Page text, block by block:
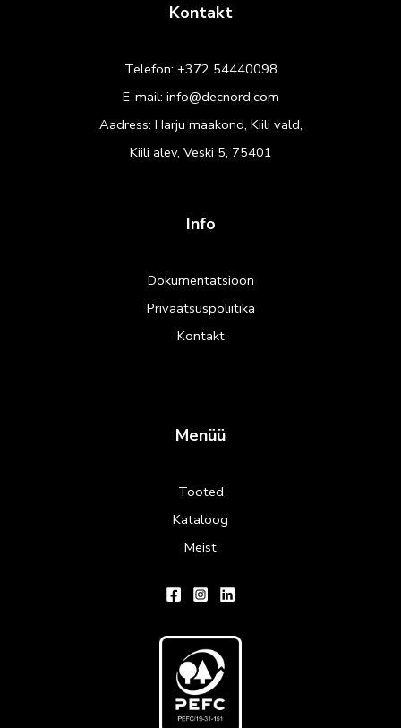
Kontakt
Telefon: +372 54440098
E-mail: info@decnord.com
Aadress: Harju maakond, Kiili vald,
Kiili alev, Veski 5, 75401
Info
Dokumentatsioon
Privaatsuspoliitika
Kontakt
Menüü
Tooted
Kataloog
Meist